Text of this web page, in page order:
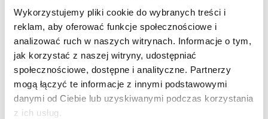
Wykorzystujemy pliki cookie do wybranych treści i
reklam, aby oferować funkcje społecznościowe i
analizować ruch w naszych witrynach. Informacje o tym,
jak korzystać z naszej witryny, udostępniać
społecznościowe, dostępne i analityczne. Partnerzy
mogą łączyć te informacje z innymi podstawowymi
danymi od Ciebie lub uzyskiwanymi podczas korzystania
z ich usług.
Zapytaj o szczegóły oferty
Imię i nazwisko: *
Adres e-mail: *